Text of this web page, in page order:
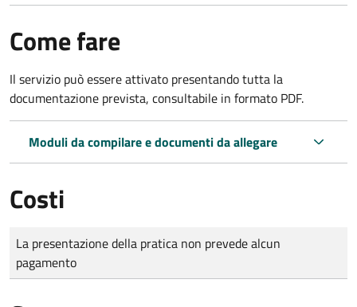
Come fare
Il servizio può essere attivato presentando tutta la
documentazione prevista, consultabile in formato PDF.
Moduli da compilare e documenti da allegare
Costi
Tipo di pagamento
Importo
La presentazione della pratica non prevede alcun
pagamento